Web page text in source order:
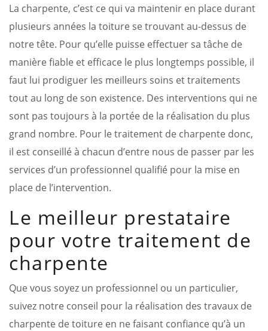
La charpente, c’est ce qui va maintenir en place durant
plusieurs années la toiture se trouvant au-dessus de
notre tête. Pour qu’elle puisse effectuer sa tâche de
manière fiable et efficace le plus longtemps possible, il
faut lui prodiguer les meilleurs soins et traitements
tout au long de son existence. Des interventions qui ne
sont pas toujours à la portée de la réalisation du plus
grand nombre. Pour le traitement de charpente donc,
il est conseillé à chacun d’entre nous de passer par les
services d’un professionnel qualifié pour la mise en
place de l’intervention.
Le meilleur prestataire
pour votre traitement de
charpente
Que vous soyez un professionnel ou un particulier,
suivez notre conseil pour la réalisation des travaux de
charpente de toiture en ne faisant confiance qu’à un